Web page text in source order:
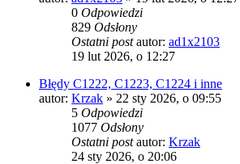
0 Odpowiedzi
829 Odsłony
Ostatni postautor: ad1x2103
19 lut 2026, o 12:27
Błędy C1222, C1223, C1224 i inne
autor: Krzak » 22 sty 2026, o 09:55
5 Odpowiedzi
1077 Odsłony
Ostatni postautor: Krzak
24 sty 2026, o 20:06